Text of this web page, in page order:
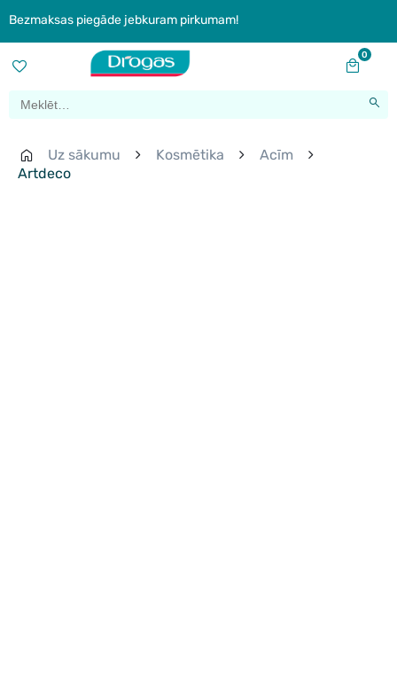
Bezmaksas piegāde jebkuram pirkumam!
0
Uz sākumu Kosmētika
Acīm
Artdeco